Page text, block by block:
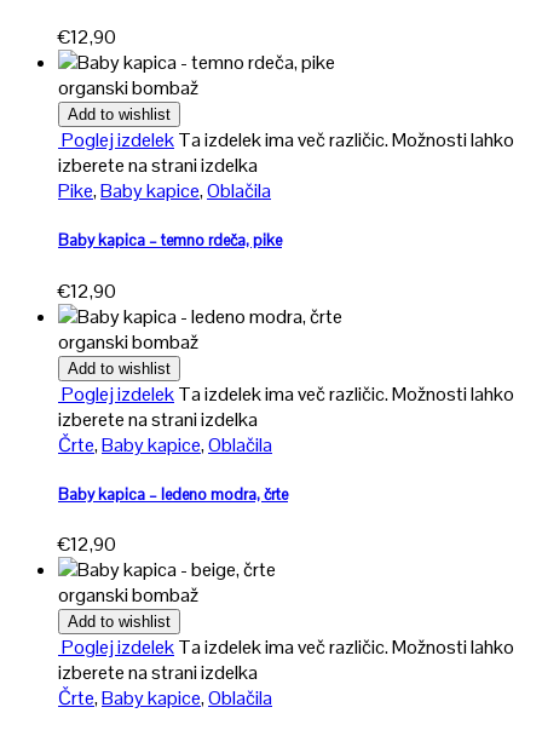
€12,90
organski bombaž
Add to wishlist
Poglej izdelekTa izdelek ima več različic. Možnosti lahko
izberete na strani izdelka
Pike,Baby kapice,Oblačila
Baby kapica – temno rdeča, pike
€12,90
organski bombaž
Add to wishlist
Poglej izdelekTa izdelek ima več različic. Možnosti lahko
izberete na strani izdelka
Črte,Baby kapice,Oblačila
Baby kapica – ledeno modra, črte
€12,90
organski bombaž
Add to wishlist
Poglej izdelekTa izdelek ima več različic. Možnosti lahko
izberete na strani izdelka
Črte,Baby kapice,Oblačila